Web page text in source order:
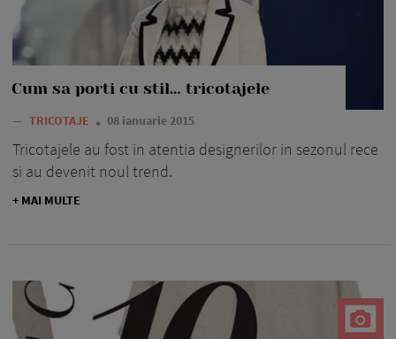
Cum sa porti cu stil… tricotajele
— TRICOTAJE 08 ianuarie 2015
Tricotajele au fost in atentia designerilor in sezonul rece
si au devenit noul trend.
+ MAI MULTE